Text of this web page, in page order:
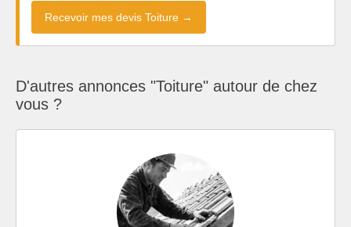
Recevoir mes devis Toiture →
D'autres annonces "Toiture" autour de chez
vous ?